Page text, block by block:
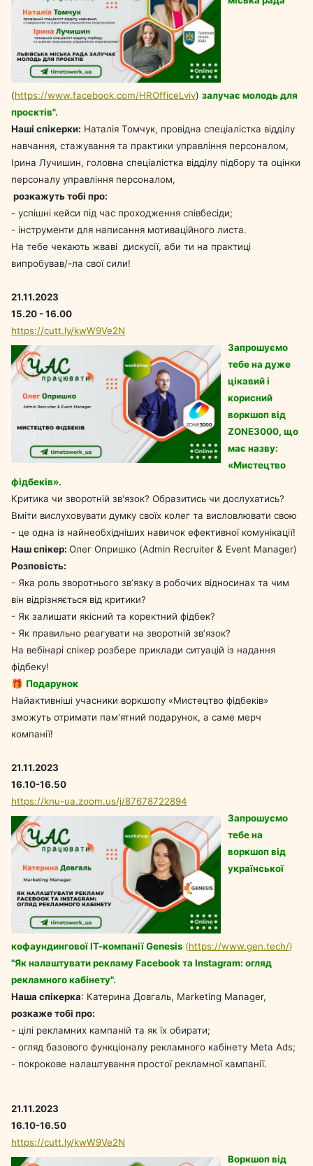
(https://www.facebook.com/HROfficeLviv) залучає молодь для
проєктів".
Наші спікерки: Наталія Томчук, провідна спеціалістка відділу
навчання, стажування та практики управління персоналом,
Ірина Лучишин, головна спеціалістка відділу підбору та оцінки
персоналу управління персоналом,
розкажуть тобі про:
- успішні кейси під час проходження співбесіди;
- інструменти для написання мотиваційного листа.
На тебе чекають жваві дискусії, аби ти на практиці
випробував/-ла свої сили!
21.11.2023
15.20 - 16.00
https://cutt.ly/kwW9Ve2N
Запрошуємо
тебе на дуже
цікавий і
корисний
воркшоп від
ZONE3000, що
має назву:
«Мистецтво
фідбеків».
Критика чи зворотній зв'язок? Образитись чи дослухатись?
Вміти вислуховувати думку своїх колег та висловлювати свою
- це одна із найнеобхідніших навичок ефективної комунікації!
Наш спікер: Олег Опришко (Admin Recruiter & Event Manager)
Розповість:
- Яка роль зворотнього звʼязку в робочих відносинах та чим
він відрізняється від критики?
- Як залишати якісний та коректний фідбек?
- Як правильно реагувати на зворотній звʼязок?
На вебінарі спікер розбере приклади ситуацій із надання
фідбеку!
🎁 Подарунок
Найактивніші учасники воркшопу «Мистецтво фідбеків»
зможуть отримати пам'ятний подарунок, а саме мерч
компанії!
21.11.2023
16.10-16.50
https://knu-ua.zoom.us/j/87678722894
Запрошуємо
тебе на
воркшоп від
української
кофаундингової ІТ-компанії Genesis (https://www.gen.tech/)
"Як налаштувати рекламу Facebook та Instagram: огляд
рекламного кабінету".
Наша спікерка: Катерина Довгаль, Marketing Manager,
розкаже тобі про:
- цілі рекламних кампаній та як їх обирати;
- огляд базового функціоналу рекламного кабінету Meta Ads;
- покрокове налаштування простої рекламної кампанії.
21.11.2023
16.10-16.50
https://cutt.ly/kwW9Ve2N
Воркшоп від